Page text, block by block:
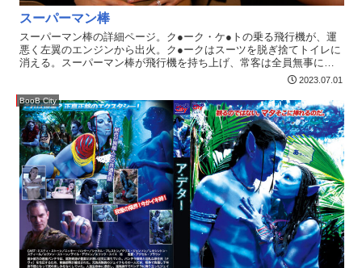
スーパーマン棒
スーパーマン棒の詳細ページ。ク●ーク・ケ●トの乗る飛行機が、運
悪く左翼のエンジンから出火。ク●ークはスーツを脱ぎ捨てトイレに
消える。スーパーマン棒が飛行機を持ち上げ、常客は全員無事に目
的地へとたどり着いた。彼の素顔を暴こうと、あらゆるメディアが
2023.07.01
BooB City